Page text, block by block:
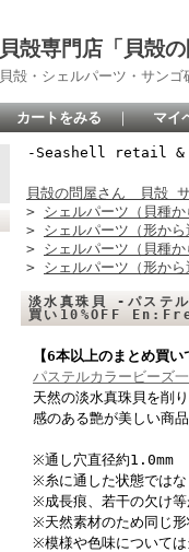
貝殻専門店「貝殻の
貝殻・シェルパーツ・サン
カートをみる ｜ マイ
-Seashell retail &
貝殻の問屋さん 貝殻
> シェルパーツ（貝種か
> シェルパーツ（形から
> シェルパーツ（貝種か
> シェルパーツ（形から
淡水真珠貝 -パステ
買い10%OFF
【6本以上のまとめ買い
パステルカラービーズ
天然の淡水真珠貝を削
感のある艶が美しい商品
※通し穴直径約1.0mm
※糸に通した状態ではな
※成長痕、若干の欠け等
※天然素材のため同じ形
※模様や色味については